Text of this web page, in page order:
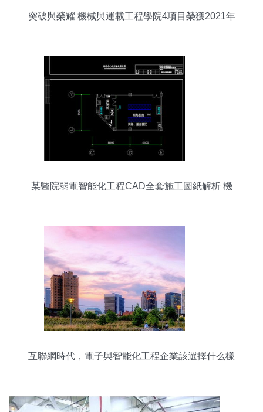
突破與榮耀 機械與運載工程學院4項目榮獲2021年
某醫院弱電智能化工程CAD全套施工圖紙解析 機
互聯網時代，電子與智能化工程企業該選擇什么樣